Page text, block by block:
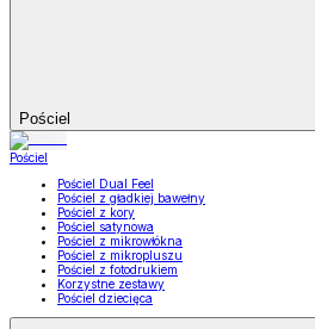
Pościel
Pościel
Pościel Dual Feel
Pościel z gładkiej bawełny
Pościel z kory
Pościel satynowa
Pościel z mikrowłókna
Pościel z mikropluszu
Pościel z fotodrukiem
Korzystne zestawy
Pościel dziecięca